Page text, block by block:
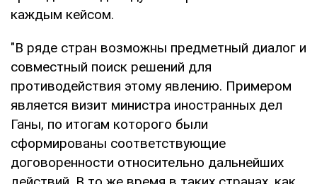
каждым кейсом.
"В ряде стран возможны предметный диалог и
совместный поиск решений для
противодействия этому явлению. Примером
является визит министра иностранных дел
Ганы, по итогам которого были
сформированы соответствующие
договоренности относительно дальнейших